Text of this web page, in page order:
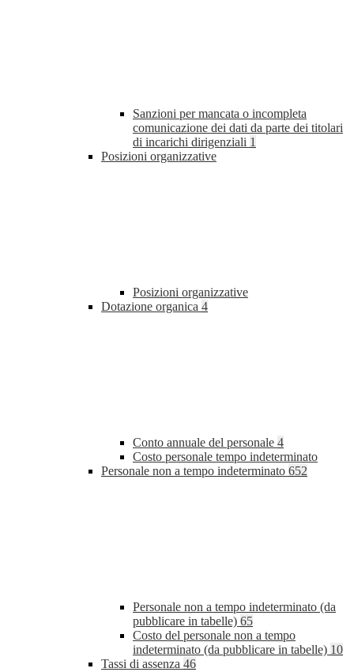
Sanzioni per mancata o incompleta
comunicazione dei dati da parte dei titolari
di incarichi dirigenziali 1
Posizioni organizzative
Posizioni organizzative
Dotazione organica 4
Conto annuale del personale 4
Costo personale tempo indeterminato
Personale non a tempo indeterminato 652
Personale non a tempo indeterminato (da
pubblicare in tabelle) 65
Costo del personale non a tempo
indeterminato (da pubblicare in tabelle) 10
Tassi di assenza 46